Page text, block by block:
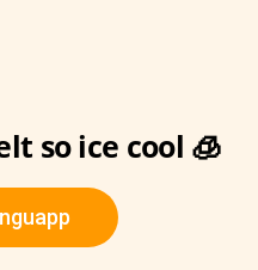
so ice cool 🧊